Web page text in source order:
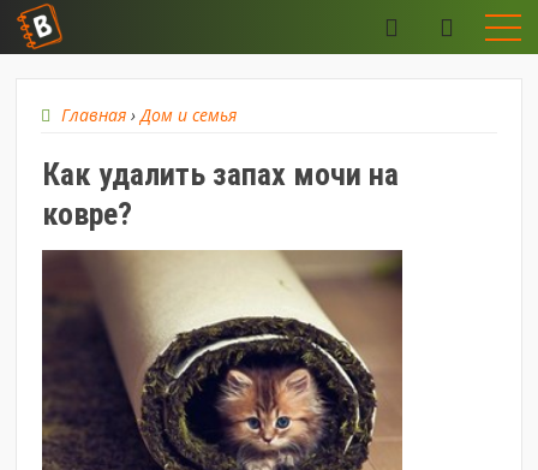
Главная ›Дом и семья
Как удалить запах мочи на
ковре?